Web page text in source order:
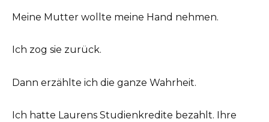
Meine Mutter wollte meine Hand nehmen.
Ich zog sie zurück.
Dann erzählte ich die ganze Wahrheit.
Ich hatte Laurens Studienkredite bezahlt. Ihre